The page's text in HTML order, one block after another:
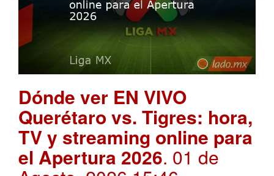
Dónde ver EN VIVO
Querétaro vs. Tigres: hora,
TV y streaming online para
el Apertura 2026. 01 de